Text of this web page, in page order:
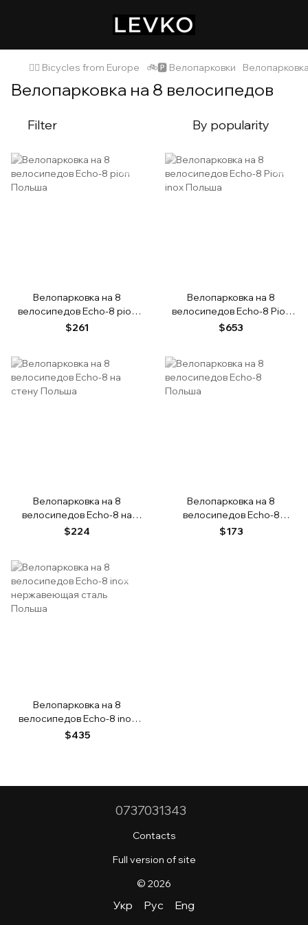
🚴‍♂️ Bicycles from Europe 🚲🅿️ Велопарковки
Велопарковка на 8 велосипедов
Filter By popularity
Велопарковка на 8
велосипедов Echo-8 pion
Польша
$261
Велопарковка на 8
велосипедов Echo-8 Pion
inox Польша
$653
Велопарковка на 8
велосипедов Echo-8 на
стену Польша
$224
Велопарковка на 8
велосипедов Echo-8
Польша
$173
Велопарковка на 8
велосипедов Echo-8 inox
нержавеющая сталь
$435
0737031343
Contacts
Full version of site
© 2026
Укр Рус Eng